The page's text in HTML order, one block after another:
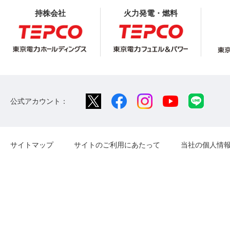
持株会社 火力発電・燃料
公式アカウント：
サイトマップ サイトのご利用にあたって 当社の個人情